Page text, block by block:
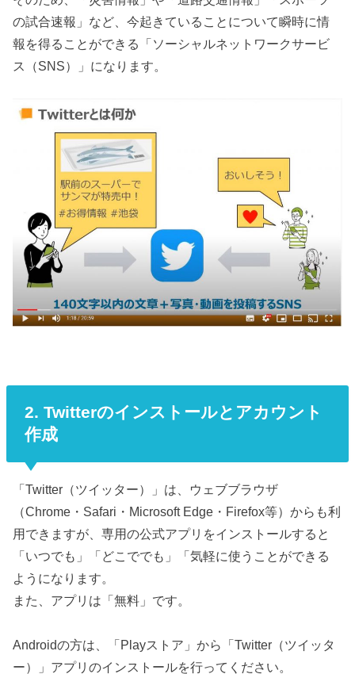
の試合速報」など、今起きていることについて瞬時に情
報を得ることができる「ソーシャルネットワークサービ
ス（SNS）」になります。
2. Twitterのインストールとアカウント
作成
「Twitter（ツイッター）」は、ウェブブラウザ
（Chrome・Safari・Microsoft Edge・Firefox等）からも利
用できますが、専用の公式アプリをインストールすると
「いつでも」「どこででも」「気軽に使うことができる
ようになります。
また、アプリは「無料」です。
Androidの方は、「Playストア」から「Twitter（ツイッタ
ー）」アプリのインストールを行ってください。